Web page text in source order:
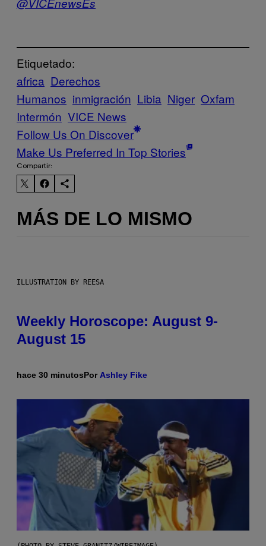
@VICEnewsEs
Etiquetado:
africa Derechos
Humanos inmigración Libia Niger Oxfam
Intermón VICE News
Follow Us On Discover
Make Us Preferred In Top Stories
Compartir:
MÁS DE LO MISMO
ILLUSTRATION BY REESA
Weekly Horoscope: August 9-
August 15
hace 30 minutosPor Ashley Fike